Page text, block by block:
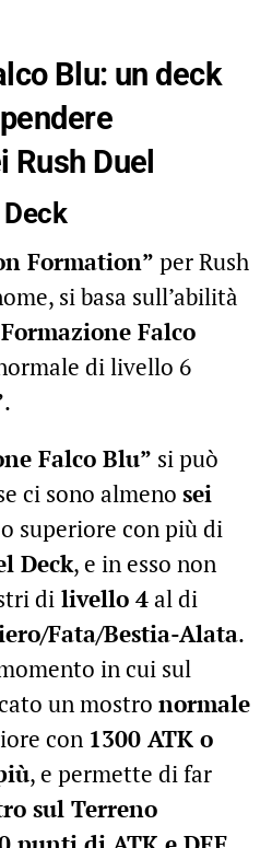
Blu: un deck
Duel
Formation” per Rush
si basa sull’abilità
Falco
di livello 6
.
Falco Blu” si può
ci sono almeno sei
o superiore con più di
Deck, e in esso non
dilivello 4al di
Fata/Bestia-Alata.
in cui sul
un mostro normale
con 1300 ATK o
, e permette di far
sul Terreno